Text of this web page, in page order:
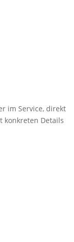
im Service, direkt
konkreten Details